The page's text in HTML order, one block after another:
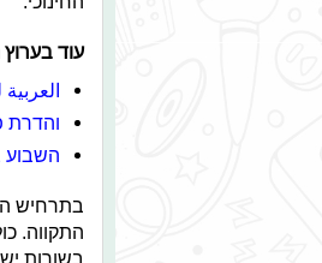
עוד בערוץ
והדרת
השבוע
בתרחיש
התקווה.
בשורות